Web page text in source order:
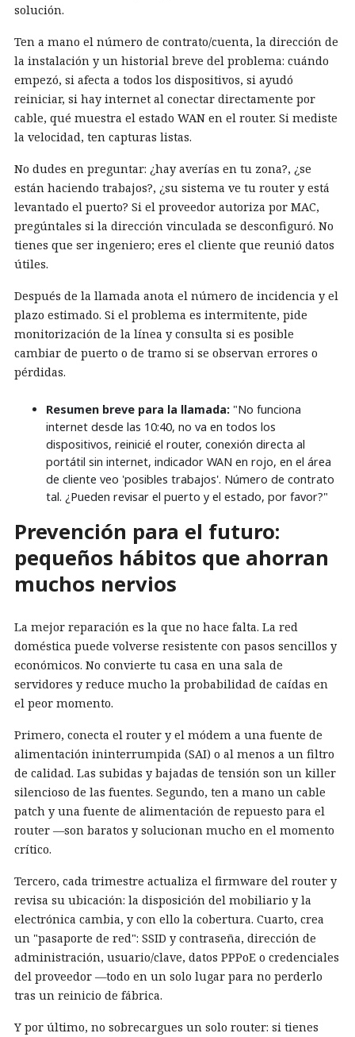
solución.
Ten a mano el número de contrato/cuenta, la dirección de
la instalación y un historial breve del problema: cuándo
empezó, si afecta a todos los dispositivos, si ayudó
reiniciar, si hay internet al conectar directamente por
cable, qué muestra el estado WAN en el router. Si mediste
la velocidad, ten capturas listas.
No dudes en preguntar: ¿hay averías en tu zona?, ¿se
están haciendo trabajos?, ¿su sistema ve tu router y está
levantado el puerto? Si el proveedor autoriza por MAC,
pregúntales si la dirección vinculada se desconfiguró. No
tienes que ser ingeniero; eres el cliente que reunió datos
útiles.
Después de la llamada anota el número de incidencia y el
plazo estimado. Si el problema es intermitente, pide
monitorización de la línea y consulta si es posible
cambiar de puerto o de tramo si se observan errores o
pérdidas.
Resumen breve para la llamada: "No funciona
internet desde las 10:40, no va en todos los
dispositivos, reinicié el router, conexión directa al
portátil sin internet, indicador WAN en rojo, en el área
de cliente veo 'posibles trabajos'. Número de contrato
tal. ¿Pueden revisar el puerto y el estado, por favor?"
Prevención para el futuro:
pequeños hábitos que ahorran
muchos nervios
La mejor reparación es la que no hace falta. La red
doméstica puede volverse resistente con pasos sencillos y
económicos. No convierte tu casa en una sala de
servidores y reduce mucho la probabilidad de caídas en
el peor momento.
Primero, conecta el router y el módem a una fuente de
alimentación ininterrumpida (SAI) o al menos a un filtro
de calidad. Las subidas y bajadas de tensión son un killer
silencioso de las fuentes. Segundo, ten a mano un cable
patch y una fuente de alimentación de repuesto para el
router —son baratos y solucionan mucho en el momento
crítico.
Tercero, cada trimestre actualiza el firmware del router y
revisa su ubicación: la disposición del mobiliario y la
electrónica cambia, y con ello la cobertura. Cuarto, crea
un "pasaporte de red": SSID y contraseña, dirección de
administración, usuario/clave, datos PPPoE o credenciales
del proveedor —todo en un solo lugar para no perderlo
tras un reinicio de fábrica.
Y por último, no sobrecargues un solo router: si tienes